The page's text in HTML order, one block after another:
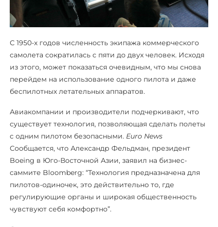
С 1950-х годов численность экипажа коммерческого
самолета сократилась с пяти до двух человек. Исходя
из этого, может показаться очевидным, что мы снова
перейдем на использование одного пилота и даже
беспилотных летательных аппаратов.
Авиакомпании и производители подчеркивают, что
существует технология, позволяющая сделать полеты
с одним пилотом безопасными. Euro News
Сообщается, что Александр Фельдман, президент
Boeing в Юго-Восточной Азии, заявил на бизнес-
саммите Bloomberg: “Технология предназначена для
пилотов-одиночек, это действительно то, где
регулирующие органы и широкая общественность
чувствуют себя комфортно”.